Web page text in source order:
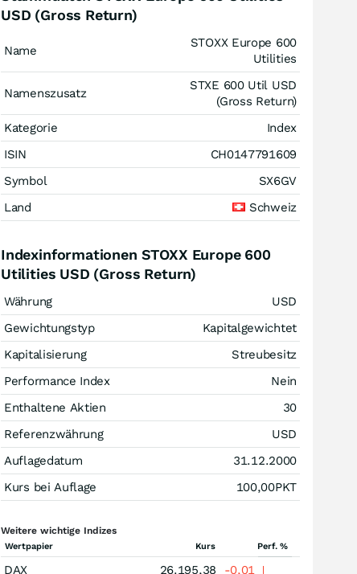
USD (Gross Return)
Name
STOXX Europe 600
Utilities
Namenszusatz
STXE 600 Util USD
(Gross Return)
Kategorie
Index
ISIN
CH0147791609
Symbol
SX6GV
Land
Schweiz
Indexinformationen STOXX Europe 600
Utilities USD (Gross Return)
Währung
USD
Gewichtungstyp
Kapitalgewichtet
Kapitalisierung
Streubesitz
Performance Index
Nein
Enthaltene Aktien
30
Referenzwährung
USD
Auflagedatum
31.12.2000
Kurs bei Auflage
100,00PKT
Weitere wichtige Indizes
Wertpapier Kurs Perf. %
DAX 26.195,38
-0,01